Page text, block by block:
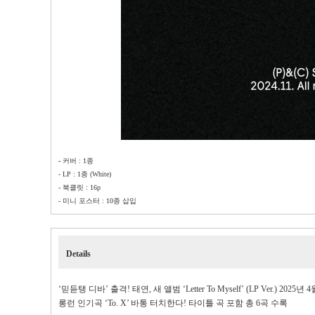
- 커버 : 1 종
- LP : 1 종 (White)
- 북클릿 : 16p
- 미니 포스터 : 10종 삽입
Details
‘믿듣탱 디바’ 출격! 태연 새 앨범 ‘Letter To Myself’ (LP Ver.) 2025년 4
롱런 인기곡 ‘To. X’ 바통 터치한다! 타이틀 곡 포함 총 6곡 수록